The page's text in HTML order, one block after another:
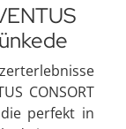
CONSORT
perfekt in